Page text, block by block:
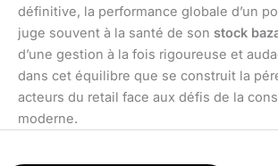
définitive, la performance globale d’un
juge souvent à la santé de son stock
d’une gestion à la fois rigoureuse et
dans cet équilibre que se construit la
acteurs du retail face aux défis de la
moderne.